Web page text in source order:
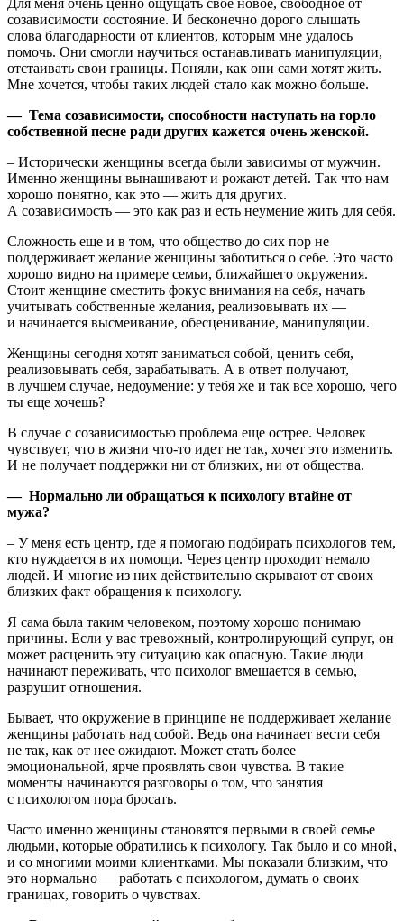
Для меня очень ценно ощущать свое новое, свободное от
созависимости состояние. И бесконечно дорого слышать
слова благодарности от клиентов, которым мне удалось
помочь. Они смогли научиться останавливать манипуляции,
отстаивать свои границы. Поняли, как они сами хотят жить.
Мне хочется, чтобы таких людей стало как можно больше.
— Тема созависимости, способности наступать на горло
собственной песне ради других кажется очень женской.
– Исторически женщины всегда были зависимы от мужчин.
Именно женщины вынашивают и рожают детей. Так что нам
хорошо понятно, как это — жить для других.
А созависимость — это как раз и есть неумение жить для себя.
Сложность еще и в том, что общество до сих пор не
поддерживает желание женщины заботиться о себе. Это часто
хорошо видно на примере семьи, ближайшего окружения.
Стоит женщине сместить фокус внимания на себя, начать
учитывать собственные желания, реализовывать их —
и начинается высмеивание, обесценивание, манипуляции.
Женщины сегодня хотят заниматься собой, ценить себя,
реализовывать себя, зарабатывать. А в ответ получают,
в лучшем случае, недоумение: у тебя же и так все хорошо, чего
ты еще хочешь?
В случае с созависимостью проблема еще острее. Человек
чувствует, что в жизни что-то идет не так, хочет это изменить.
И не получает поддержки ни от близких, ни от общества.
— Нормально ли обращаться к психологу втайне от
мужа?
– У меня есть центр, где я помогаю подбирать психологов тем,
кто нуждается в их помощи. Через центр проходит немало
людей. И многие из них действительно скрывают от своих
близких факт обращения к психологу.
Я сама была таким человеком, поэтому хорошо понимаю
причины. Если у вас тревожный, контролирующий супруг, он
может расценить эту ситуацию как опасную. Такие люди
начинают переживать, что психолог вмешается в семью,
разрушит отношения.
Бывает, что окружение в принципе не поддерживает желание
женщины работать над собой. Ведь она начинает вести себя
не так, как от нее ожидают. Может стать более
эмоциональной, ярче проявлять свои чувства. В такие
моменты начинаются разговоры о том, что занятия
с психологом пора бросать.
Часто именно женщины становятся первыми в своей семье
людьми, которые обратились к психологу. Так было и со мной,
и со многими моими клиентками. Мы показали близким, что
это нормально — работать с психологом, думать о своих
границах, говорить о чувствах.